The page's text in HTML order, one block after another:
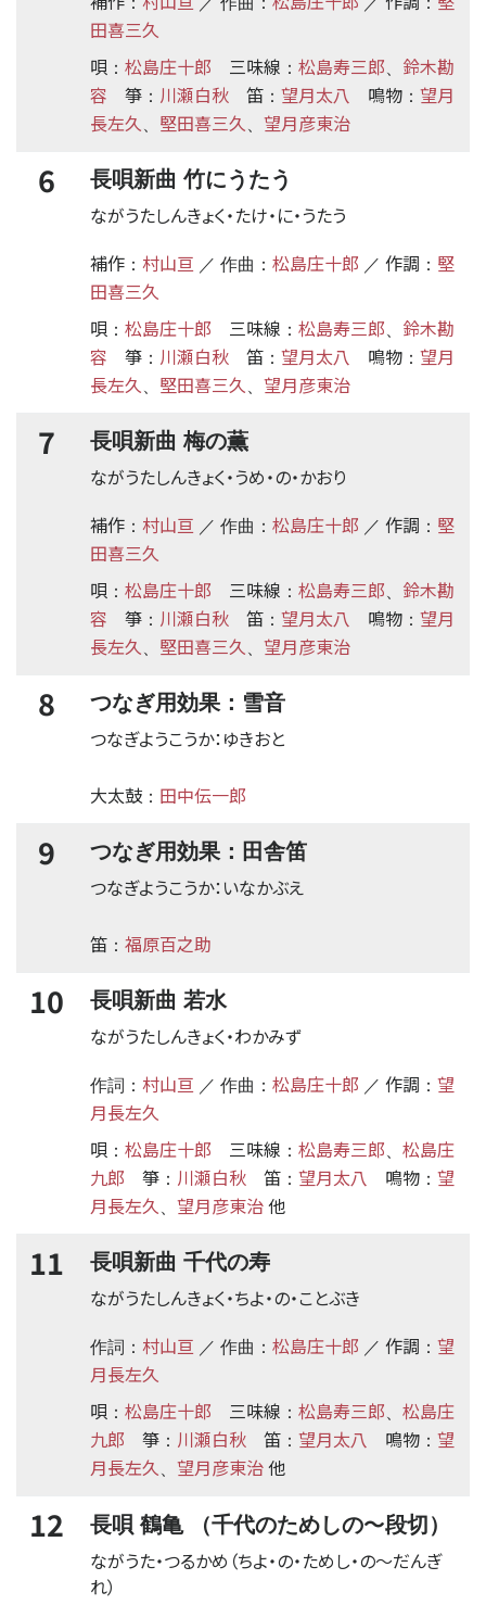
田喜三久
唄 ： 松島庄十郎 三味線 ： 松島寿三郎
鈴木勘
容
箏 ： 川瀬白秋 笛 ： 望月太八 鳴物 ： 望月
長左久
堅田喜三久 望月彦東治
6 長唄新曲 竹にうたう
ながうたしんきょく・たけ・に・うたう
補作 ： 村山亘 ／ 作曲： 松島庄十郎 ／ 作調 ： 堅
田喜三久
唄 ： 松島庄十郎 三味線 ： 松島寿三郎
鈴木勘
容
箏 ： 川瀬白秋 笛 ： 望月太八 鳴物 ： 望月
長左久
堅田喜三久 望月彦東治
7 長唄新曲 梅の薫
ながうたしんきょく・うめ・の・かおり
補作 ： 村山亘 ／ 作曲： 松島庄十郎 ／ 作調 ： 堅
田喜三久
唄 ： 松島庄十郎 三味線 ： 松島寿三郎
鈴木勘
容
箏 ： 川瀬白秋 笛 ： 望月太八 鳴物 ： 望月
長左久
堅田喜三久 望月彦東治
8 つなぎ用効果：雪音
つなぎようこうか：ゆきおと
大太鼓 ： 田中伝一郎
9 つなぎ用効果：田舎笛
つなぎようこうか：いなかぶえ
笛 ： 福原百之助
10 長唄新曲 若水
ながうたしんきょく・わかみず
作詞： 村山亘 ／ 作曲： 松島庄十郎 ／ 作調 ： 望
月長左久
唄 ： 松島庄十郎 三味線 ： 松島寿三郎
松島庄
九郎
箏 ： 川瀬白秋 笛 ： 望月太八 鳴物 ： 望
月長左久
望月彦東治他
11 長唄新曲 千代の寿
ながうたしんきょく・ちよ・の・ことぶき
作詞： 村山亘 ／ 作曲： 松島庄十郎 ／ 作調 ： 望
月長左久
唄 ： 松島庄十郎 三味線 ： 松島寿三郎
松島庄
九郎
箏 ： 川瀬白秋 笛 ： 望月太八 鳴物 ： 望
月長左久
望月彦東治他
12 長唄 鶴亀 （千代のためしの〜段切）
ながうた・つるかめ（ちよ・の・ためし・の〜だんぎ
れ）